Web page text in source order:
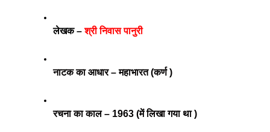
लेखक – श्री निवास पानुरी
नाटक का आधार – महाभारत (कर्ण )
रचना का काल – 1963 (में लिखा गया था )